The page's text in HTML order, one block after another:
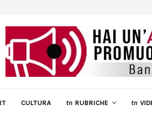
CULTURA tn RUBRICHE tn